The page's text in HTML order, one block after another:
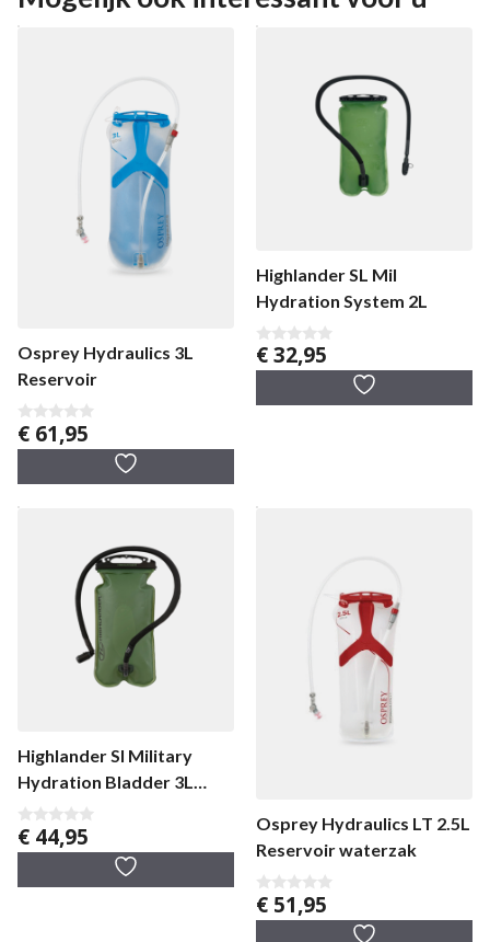
Osprey Hydraulics 3L
Reservoir
0
v
€ 61,95
Highlander SL Mil
Hydration System 2L
0
v
€32,95
Highlander SI Military
Hydration Bladder 3L
waterfilter
0
v
5
€ 44,95
Osprey Hydraulics LT 2.5L
Reservoir waterzak
0
v
€ 51,95